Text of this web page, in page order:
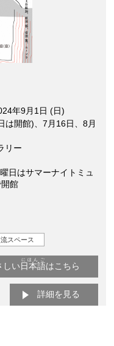
年9月1日 (日)
は開館)、7月16日、8月
リー
日はサマーナイトミュ
館
スペース
しい 日本語
にほんご
はこちら
詳細を見る